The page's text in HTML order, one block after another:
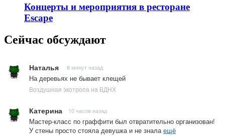
Концерты и мероприятия в ресторане
Escape
Сейчас обсуждают
Наталья 8 минут назад
На деревьях не бывает клещей
Воздушная экотропа на ВДНХ
Катерина 10 часов назад
Мастер-класс по граффити был отвратительно организован!
У стены просто стояла девушка и не зналаещё